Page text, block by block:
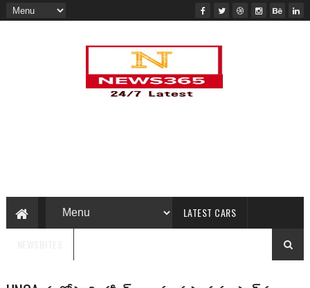
LATEST CARS